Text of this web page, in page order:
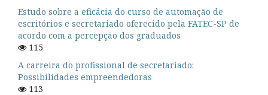
Estudo sobre a eficácia do curso de automação de
escritórios e secretariado oferecido pela FATEC-SP de
acordo com a percepção dos graduados
115
A carreira do profissional de secretariado:
Possibilidades empreendedoras
113